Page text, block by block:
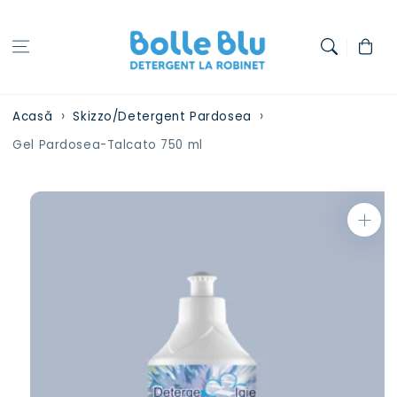
Coș
Acasă
Skizzo/Detergent Pardosea
Gel Pardosea-Talcato 750 ml
informațiile